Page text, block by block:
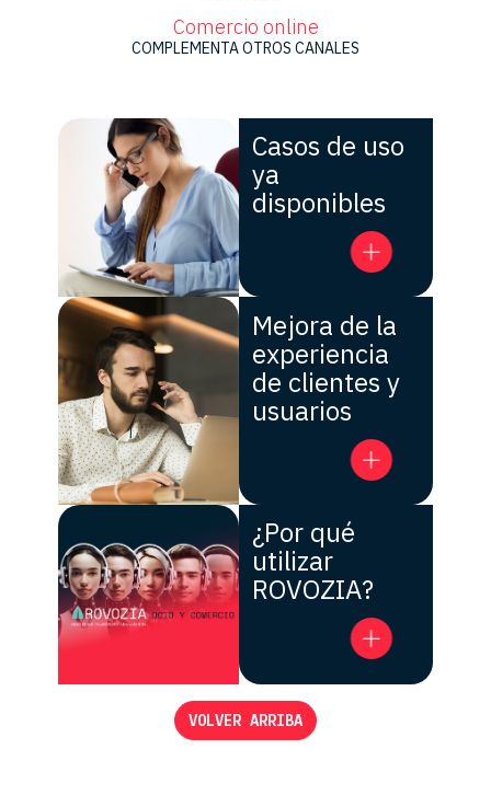
Comercio online
COMPLEMENTA OTROS CANALES
Casos de uso
ya
disponibles
Mejora de la
experiencia
de clientes y
usuarios
¿Por qué
utilizar
ROVOZIA?
VOLVER ARRIBA